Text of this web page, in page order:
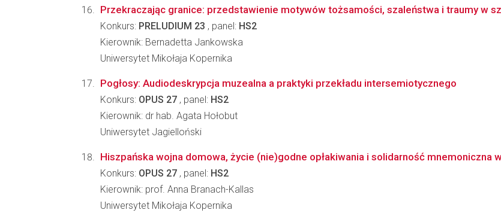
Przekraczając granice: przedstawienie motywów tożsamości, szaleństwa i traumy w
Konkurs: PRELUDIUM 23 , panel: HS2
Kierownik: Bernadetta Jankowska
Uniwersytet Mikołaja Kopernika
Pogłosy: Audiodeskrypcja muzealna a praktyki przekładu intersemiotycznego
Konkurs: OPUS 27 , panel: HS2
Kierownik: dr hab. Agata Hołobut
Uniwersytet Jagielloński
Hiszpańska wojna domowa, życie (nie)godne opłakiwania i solidarność mnemoniczna
Konkurs: OPUS 27 , panel: HS2
Kierownik: prof. Anna Branach-Kallas
Uniwersytet Mikołaja Kopernika